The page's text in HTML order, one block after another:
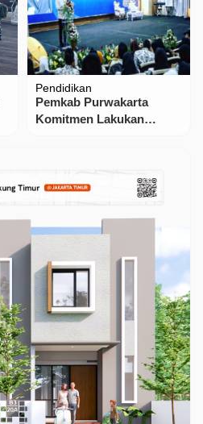
Pendidikan
Pemkab Purwakarta
Komitmen Lakukan